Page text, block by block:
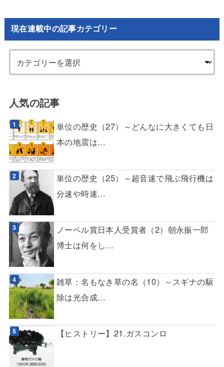
現在連載中の記事カテゴリー
人気の記事
単位の歴史（27）～どんなに大きくても日
本の地震は...
単位の歴史（25）～超音速で飛ぶ飛行機は
分速や時速...
ノーベル賞日本人受賞者（2）朝永振一郎
博士は何をし...
雑草：名もなき草の名（10）～スギナの駆
除は光合成...
【ヒストリー】21.ガスコンロ